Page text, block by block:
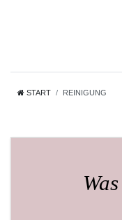
START REINIGUNG